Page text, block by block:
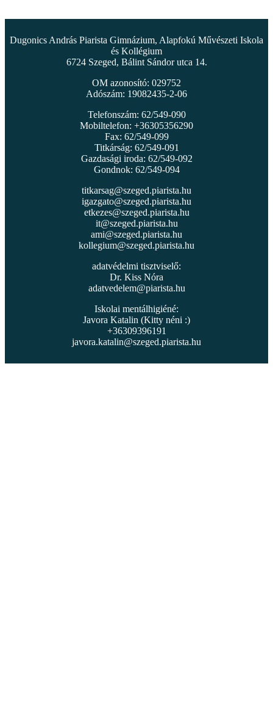
Dugonics András Piarista Gimnázium, Alapfokú Művészeti Iskola
és Kollégium
6724 Szeged, Bálint Sándor utca 14.
OM azonosító: 029752
Adószám: 19082435-2-06
Telefonszám: 62/549-090
Mobiltelefon: +36305356290
Fax: 62/549-099
Titkárság: 62/549-091
Gazdasági iroda: 62/549-092
Gondnok: 62/549-094
titkarsag@szeged.piarista.hu
igazgato@szeged.piarista.hu
etkezes@szeged.piarista.hu
it@szeged.piarista.hu
ami@szeged.piarista.hu
kollegium@szeged.piarista.hu
adatvédelmi tisztviselő:
Dr. Kiss Nóra
adatvedelem@piarista.hu
Iskolai mentálhigiéné:
Javora Katalin (Kitty néni :)
+36309396191
javora.katalin@szeged.piarista.hu